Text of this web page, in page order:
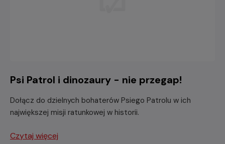
Psi Patrol i dinozaury - nie przegap!
Dołącz do dzielnych bohaterów Psiego Patrolu w ich
największej misji ratunkowej w historii.
Czytaj więcej